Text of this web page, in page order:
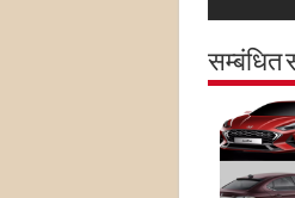
सम्बंधित